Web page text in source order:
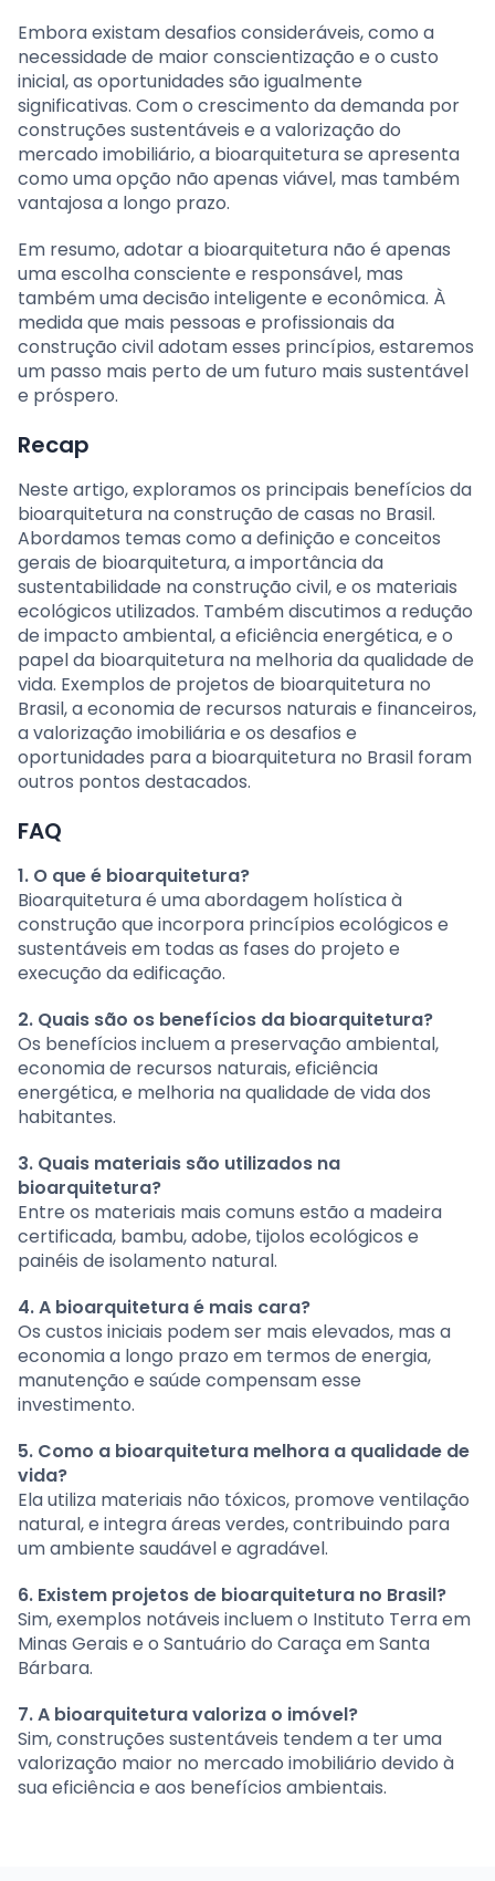
Embora existam desafios consideráveis, como a
necessidade de maior conscientização e o custo
inicial, as oportunidades são igualmente
significativas. Com o crescimento da demanda por
construções sustentáveis e a valorização do
mercado imobiliário, a bioarquitetura se apresenta
como uma opção não apenas viável, mas também
vantajosa a longo prazo.
Em resumo, adotar a bioarquitetura não é apenas
uma escolha consciente e responsável, mas
também uma decisão inteligente e econômica. À
medida que mais pessoas e profissionais da
construção civil adotam esses princípios, estaremos
um passo mais perto de um futuro mais sustentável
e próspero.
Recap
Neste artigo, exploramos os principais benefícios da
bioarquitetura na construção de casas no Brasil.
Abordamos temas como a definição e conceitos
gerais de bioarquitetura, a importância da
sustentabilidade na construção civil, e os materiais
ecológicos utilizados. Também discutimos a redução
de impacto ambiental, a eficiência energética, e o
papel da bioarquitetura na melhoria da qualidade de
vida. Exemplos de projetos de bioarquitetura no
Brasil, a economia de recursos naturais e financeiros,
a valorização imobiliária e os desafios e
oportunidades para a bioarquitetura no Brasil foram
outros pontos destacados.
FAQ
1. O que é bioarquitetura?
Bioarquitetura é uma abordagem holística à
construção que incorpora princípios ecológicos e
sustentáveis em todas as fases do projeto e
execução da edificação.
2. Quais são os benefícios da bioarquitetura?
Os benefícios incluem a preservação ambiental,
economia de recursos naturais, eficiência
energética, e melhoria na qualidade de vida dos
habitantes.
3. Quais materiais são utilizados na
bioarquitetura?
Entre os materiais mais comuns estão a madeira
certificada, bambu, adobe, tijolos ecológicos e
painéis de isolamento natural.
4. A bioarquitetura é mais cara?
Os custos iniciais podem ser mais elevados, mas a
economia a longo prazo em termos de energia,
manutenção e saúde compensam esse
investimento.
5. Como a bioarquitetura melhora a qualidade de
vida?
Ela utiliza materiais não tóxicos, promove ventilação
natural, e integra áreas verdes, contribuindo para
um ambiente saudável e agradável.
6. Existem projetos de bioarquitetura no Brasil?
Sim, exemplos notáveis incluem o Instituto Terra em
Minas Gerais e o Santuário do Caraça em Santa
Bárbara.
7. A bioarquitetura valoriza o imóvel?
Sim, construções sustentáveis tendem a ter uma
valorização maior no mercado imobiliário devido à
sua eficiência e aos benefícios ambientais.